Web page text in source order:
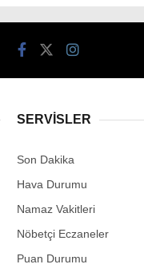
SERVİSLER
Son Dakika
Hava Durumu
Namaz Vakitleri
Nöbetçi Eczaneler
Puan Durumu